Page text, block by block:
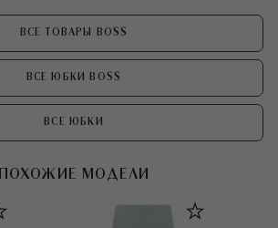
ВСЕ ТОВАРЫ BOSS
ВСЕ ЮБКИ BOSS
ВСЕ ЮБКИ
ПОХОЖИЕ МОДЕЛИ